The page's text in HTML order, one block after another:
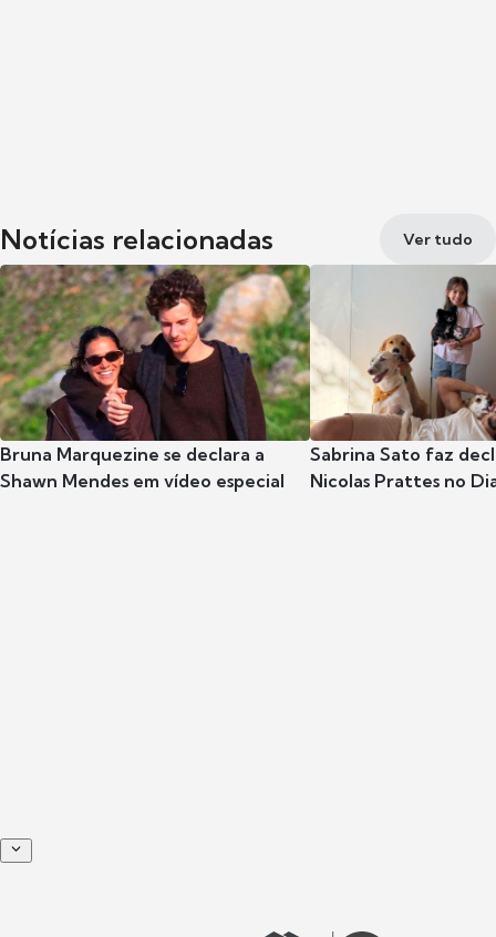
Notícias relacionadas Ver tudo
Bruna Marquezine se declara a
Shawn Mendes em vídeo especial
Sabrina Sato faz
Nicolas Prattes no